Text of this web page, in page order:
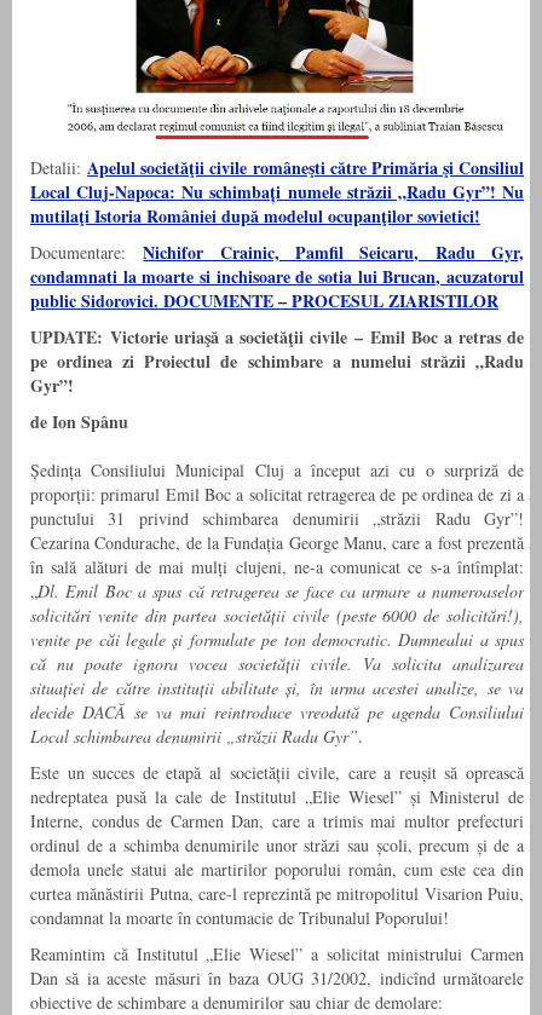
Detalii: Apelul societăţii civile româneşti către Primăria şi Consiliul
Local Cluj-Napoca: Nu schimbați numele străzii „Radu Gyr”! Nu
mutilaţi Istoria României după modelul ocupanţilor sovietici!
Documentare:Nichifor Crainic, Pamfil Seicaru, Radu Gyr,
condamnati la moarte si inchisoare de sotia lui Brucan, acuzatorul
public Sidorovici. DOCUMENTE – PROCESUL ZIARISTILOR
UPDATE: Victorie uriaşă a societăţii civile – Emil Boc a retras de
pe ordinea zi Proiectul de schimbare a numelui străzii „Radu
Gyr”!
de Ion Spânu
Şedinţa Consiliului Municipal Cluj a început azi cu o surpriză de
proporţii: primarul Emil Boc a solicitat retragerea de pe ordinea de zi a
punctului 31 privind schimbarea denumirii „străzii Radu Gyr”!
Cezarina Condurache, de la Fundaţia George Manu, care a fost prezentă
în sală alături de mai mulţi clujeni, ne-a comunicat ce s-a întîmplat:
„Dl. Emil Boc a spus că retragerea se face ca urmare a numeroaselor
solicitări venite din partea societăţii civile (peste 6000 de solicitări!),
venite pe căi legale şi formulate pe ton democratic. Dumnealui a spus
că nu poate ignora vocea societăţii civile. Va solicita analizarea
situaţiei de către instituţii abilitate şi, în urma acestei analize, se va
decide DACĂ se va mai reintroduce vreodată pe agenda Consiliului
Local schimbarea denumirii „străzii Radu Gyr”.
Este un succes de etapă al societăţii civile, care a reuşit să oprească
nedreptatea pusă la cale de Institutul „Elie Wiesel” şi Ministerul de
Interne, condus de Carmen Dan, care a trimis mai multor prefecturi
ordinul de a schimba denumirile unor străzi sau şcoli, precum şi de a
demola unele statui ale martirilor poporului român, cum este cea din
curtea mănăstirii Putna, care-l reprezintă pe mitropolitul Visarion Puiu,
condamnat la moarte în contumacie de Tribunalul Poporului!
Reamintim că Institutul „Elie Wiesel” a solicitat ministrului Carmen
Dan să ia aceste măsuri în baza OUG 31/2002, indicînd următoarele
obiective de schimbare a denumirilor sau chiar de demolare: